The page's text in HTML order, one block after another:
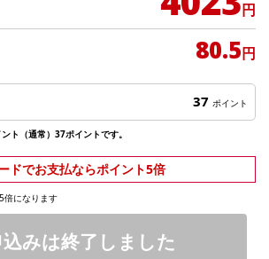
円
80.5円
37 ポイント
ト（通常）37ポイントです。
ドでお支払ならポイント5倍
倍になります
みは終了しました